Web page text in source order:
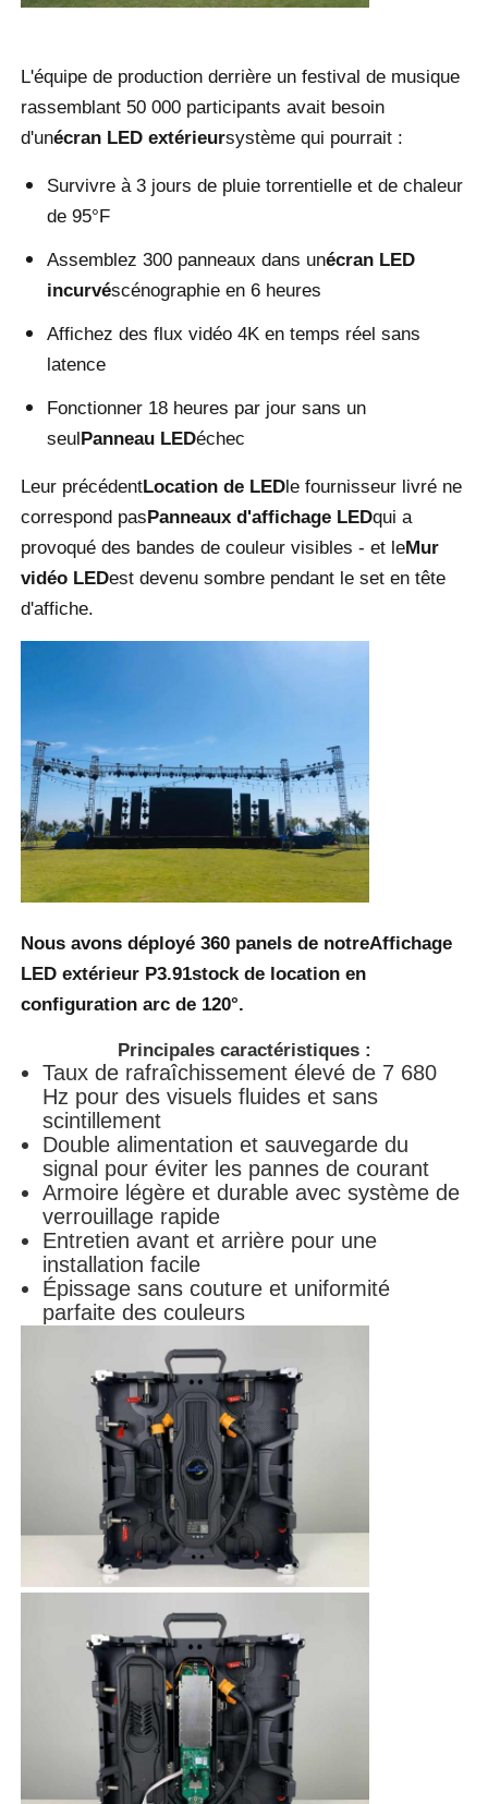
Affichage de mur vidéo LED
écran d'affichage LED
Écran du concert LED
Location d'écrans à LED
Mur vidéo LED COB
Écran LED SMD
Panneau d'affichage extérieur à LED
L'équipe de production derrière un festival de musique
rassemblant 50 000 participants avait besoin
d'unécran LED extérieursystème qui pourrait :
Survivre à 3 jours de pluie torrentielle et de chaleur
de 95°F
Assemblez 300 panneaux dans unécran LED
incurvéscénographie en 6 heures
Affichez des flux vidéo 4K en temps réel sans
latence
Fonctionner 18 heures par jour sans un
seulPanneau LEDéchec
Leur précédentLocation de LEDle fournisseur livré ne
correspond pasPanneaux d'affichage LEDqui a
provoqué des bandes de couleur visibles - et leMur
vidéo LEDest devenu sombre pendant le set en tête
d'affiche.
Nous avons déployé 360 panels de notreAffichage
LED extérieur P3.91stock de location en
configuration arc de 120°.
Principales caractéristiques :
Taux de rafraîchissement élevé de 7 680
Hz pour des visuels fluides et sans
scintillement
Double alimentation et sauvegarde du
signal pour éviter les pannes de courant
Armoire légère et durable avec système de
verrouillage rapide
Entretien avant et arrière pour une
installation facile
Épissage sans couture et uniformité
parfaite des couleurs